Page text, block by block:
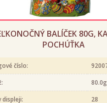
BALÍČEK 80G,
POCHÚŤKA
číslo:
80.0g
displeji:
28